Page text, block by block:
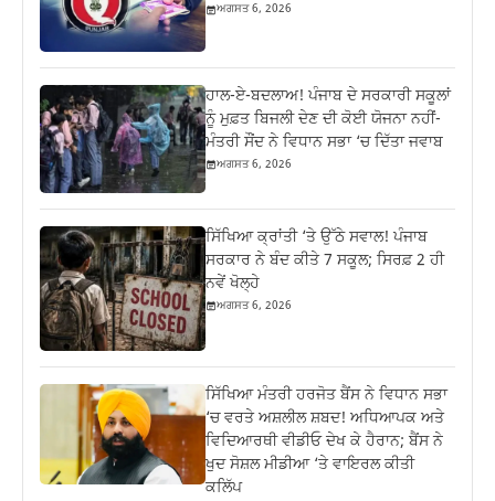
ਅਗਸਤ 6, 2026
ਹਾਲ-ਏ-ਬਦਲਾਅ! ਪੰਜਾਬ ਦੇ ਸਰਕਾਰੀ ਸਕੂਲਾਂ
ਨੂੰ ਮੁਫ਼ਤ ਬਿਜਲੀ ਦੇਣ ਦੀ ਕੋਈ ਯੋਜਨਾ ਨਹੀਂ-
ਮੰਤਰੀ ਸੌਂਦ ਨੇ ਵਿਧਾਨ ਸਭਾ ‘ਚ ਦਿੱਤਾ ਜਵਾਬ
ਅਗਸਤ 6, 2026
ਸਿੱਖਿਆ ਕ੍ਰਾਂਤੀ ‘ਤੇ ਉੱਠੇ ਸਵਾਲ! ਪੰਜਾਬ
ਸਰਕਾਰ ਨੇ ਬੰਦ ਕੀਤੇ 7 ਸਕੂਲ; ਸਿਰਫ਼ 2 ਹੀ
ਨਵੇਂ ਖੋਲ੍ਹੇ
ਅਗਸਤ 6, 2026
ਸਿੱਖਿਆ ਮੰਤਰੀ ਹਰਜੋਤ ਬੈਂਸ ਨੇ ਵਿਧਾਨ ਸਭਾ
‘ਚ ਵਰਤੇ ਅਸ਼ਲੀਲ ਸ਼ਬਦ! ਅਧਿਆਪਕ ਅਤੇ
ਵਿਦਿਆਰਥੀ ਵੀਡੀਓ ਦੇਖ ਕੇ ਹੈਰਾਨ; ਬੈਂਸ ਨੇ
ਖੁਦ ਸੋਸ਼ਲ ਮੀਡੀਆ ‘ਤੇ ਵਾਇਰਲ ਕੀਤੀ
ਕਲਿੱਪ